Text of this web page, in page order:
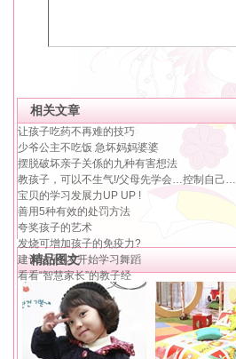
相关文章
让孩子吃药不再难的技巧
少爷公主不吃饭 急坏妈妈婆婆
摆脱破坏亲子关係的九种有害想法
教孩子，可以不生气!/父母先学会…控制自己…
宝贝的学习发展力UP UP !
善用5种有效的处罚方法
夸奖孩子的艺术
发烧可增加孩子的免疫力?
建议孩子4岁开始学习舞蹈
看看“智慧家长”的教子经
精品图文